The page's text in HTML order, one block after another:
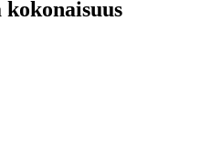
kokonaisuus